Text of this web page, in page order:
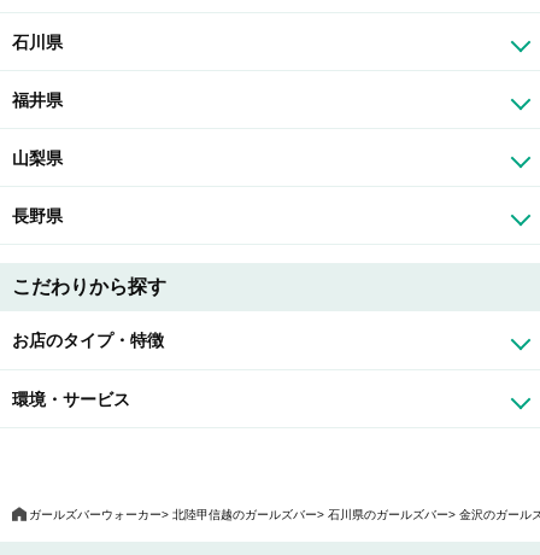
石川県
福井県
山梨県
長野県
こだわりから探す
お店のタイプ・特徴
環境・サービス
ガールズバーウォーカー 北陸甲信越のガールズバー 石川県のガールズバー 金沢のガール